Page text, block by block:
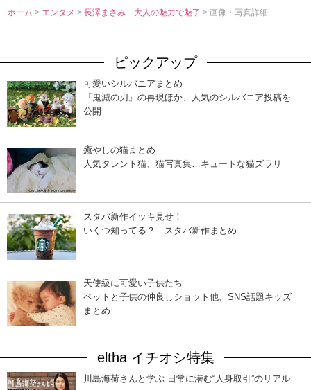
ホーム > エンタメ>長澤まさみ 大人の魅力で魅了> 画像・写真詳細
ピックアップ
可愛いシルバニアまとめ
『鬼滅の刃』の再現ほか、人気のシルバニア投稿を
公開
癒やしの猫まとめ
人気タレント猫、猫写真集…キュートな猫ズラリ
スタバ新作イッキ見せ！
いくつ知ってる？ スタバ新作まとめ
天使級に可愛い子供たち
ペットと子供の仲良しショット他、SNS話題キッズ
まとめ
eltha イチオシ特集
川島海荷さんと学ぶ 日常に潜む“人身取引”のリアル